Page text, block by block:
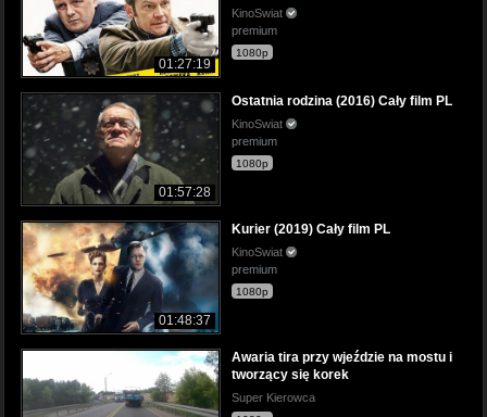
01:27:19
KinoSwiat
premium
1080p
01:57:28
Ostatnia rodzina (2016) Cały film PL
KinoSwiat
premium
1080p
01:48:37
Kurier (2019) Cały film PL
KinoSwiat
premium
1080p
Awaria tira przy wjeździe na mostu i
tworzący się korek
Super Kierowca